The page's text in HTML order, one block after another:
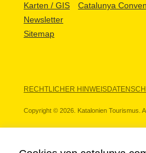
Karten / GIS
Newsletter
Sitemap
Catalunya
RECHTLICHER HINWEIS
Copyright © 2026. Katalonien Tourismus.